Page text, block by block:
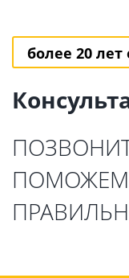
более 20 лет
ПОМОЖЕМ